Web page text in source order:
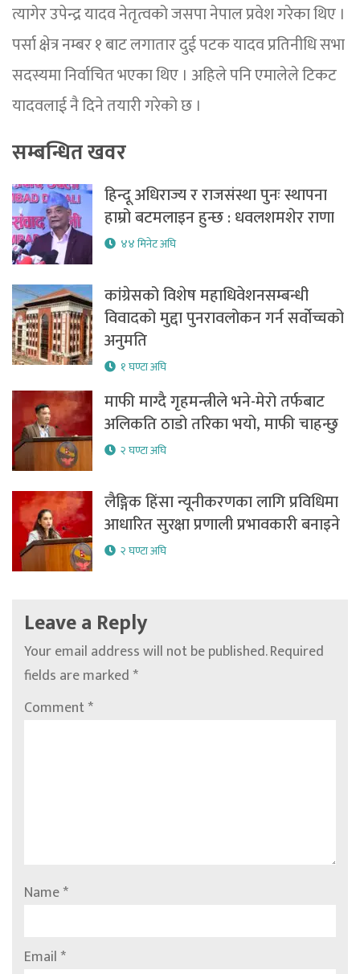
त्यागेर उपेन्द्र यादव नेतृत्वको जसपा नेपाल प्रवेश गरेका थिए ।
पर्सा क्षेत्र नम्बर १ बाट लगातार दुई पटक यादव प्रतिनीधि सभा
सदस्यमा निर्वाचित भएका थिए । अहिले पनि एमालेले टिकट
यादवलाई नै दिने तयारी गरेको छ ।
सम्बन्धित खवर
हिन्दू अधिराज्य र राजसंस्था पुनः स्थापना
हाम्रो बटमलाइन हुन्छ : धवलशमशेर राणा
४४ मिनेट अघि
कांग्रेसको विशेष महाधिवेशनसम्बन्धी
विवादको मुद्दा पुनरावलोकन गर्न सर्वोच्चको
अनुमति
१ घण्टा अघि
माफी माग्दै गृहमन्त्रीले भने-मेरो तर्फबाट
अलिकति ठाडो तरिका भयो, माफी चाहन्छु
२ घण्टा अघि
लैङ्गिक हिंसा न्यूनीकरणका लागि प्रविधिमा
आधारित सुरक्षा प्रणाली प्रभावकारी बनाइने
२ घण्टा अघि
Leave a Reply
Your email address will not be published.Required
fields are marked*
Comment*
Name*
Email*